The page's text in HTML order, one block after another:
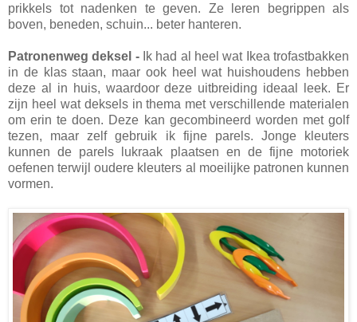
prikkels tot nadenken te geven. Ze leren begrippen als
boven, beneden, schuin... beter hanteren.
Patronenweg deksel -Ik had al heel wat Ikea trofastbakken
in de klas staan, maar ook heel wat huishoudens hebben
deze al in huis, waardoor deze uitbreiding ideaal leek. Er
zijn heel wat deksels in thema met verschillende materialen
om erin te doen. Deze kan gecombineerd worden met golf
tezen, maar zelf gebruik ik fijne parels. Jonge kleuters
kunnen de parels lukraak plaatsen en de fijne motoriek
oefenen terwijl oudere kleuters al moeilijke patronen kunnen
vormen.